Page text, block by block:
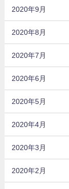
2020年9月
2020年8月
2020年7月
2020年6月
2020年5月
2020年4月
2020年3月
2020年2月